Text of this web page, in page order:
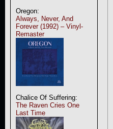
Oregon:
Always, Never, And
Forever (1992) – Vinyl-
Remaster
Chalice Of Suffering:
The Raven Cries One
Last Time